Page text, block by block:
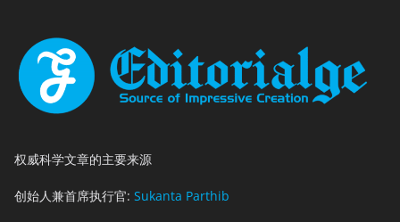
权威科学文章的主要来源
创始人兼首席执行官: Sukanta Parthib